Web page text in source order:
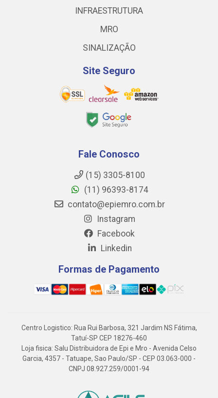
INFRAESTRUTURA
MRO
SINALIZAÇÃO
Site Seguro
Fale Conosco
(15) 3305-8100
(11) 96393-8174
contato@epiemro.com.br
Instagram
Facebook
Linkedin
Formas de Pagamento
Centro Logistico: Rua Rui Barbosa, 321 Jardim NS Fátima,
Tatuí-SP CEP 18276-460
Loja fisica: Salu Distribuidora de Epi e Mro - Avenida Celso
Garcia, 4357 - Tatuape, Sao Paulo/SP - CEP 03.063-000 -
CNPJ 08.927.259/0001-94